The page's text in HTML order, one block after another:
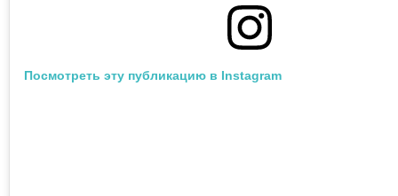
Посмотреть эту публикацию в Instagram